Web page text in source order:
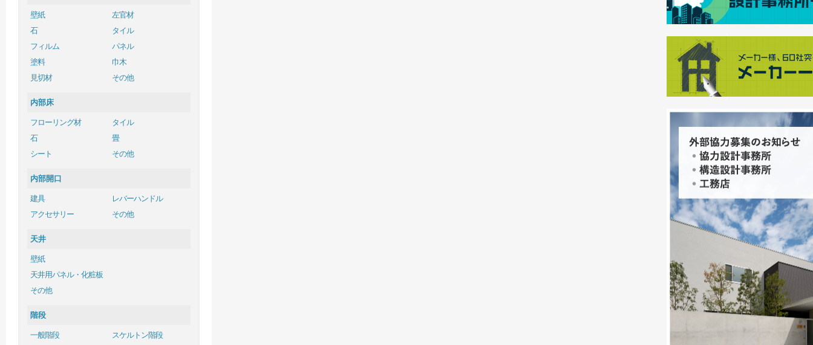
壁紙
左官材
石
タイル
フィルム
パネル
塗料
巾木
見切材
その他
内部床
フローリング材
タイル
石
畳
シート
その他
内部開口
建具
レバーハンドル
アクセサリー
その他
天井
壁紙
天井用パネル・化粧板
その他
階段
一般階段
スケルトン階段